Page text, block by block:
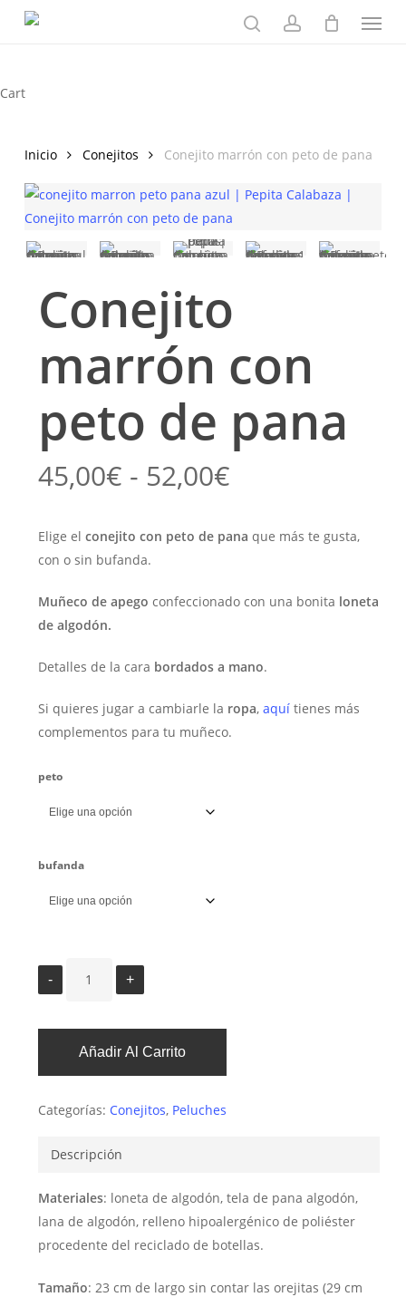
Menu
CartClose
Inicio Conejitos Conejito marrón con peto de pana
Conejito
marrón con
peto de pana
45,00€ - 52,00€Rango
precios:
desde
hasta
Elige el conejito con peto de pana que más te gusta,
con o sin bufanda.
Muñeco de apego confeccionado con una bonita loneta
de algodón.
Detalles de la cara bordados a mano.
Si quieres jugar a cambiarle la ropa, aquítienes más
complementos para tu muñeco.
peto
bufanda
Añadir Al Carrito
Categorías: Conejitos, Peluches
Descripción
Materiales: loneta de algodón, tela de pana algodón,
lana de algodón, relleno hipoalergénico de poliéster
procedente del reciclado de botellas.
Tamaño: 23 cm de largo sin contar las orejitas (29 cm